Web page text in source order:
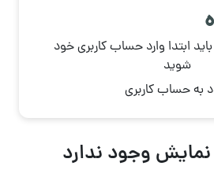
ابتدا وارد حساب کاربری خود
شوید
به حساب کاربری
نمایش وجود ندارد